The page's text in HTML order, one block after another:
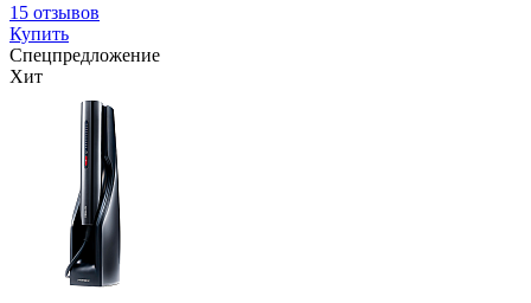
15 отзывов
Купить
Спецпредложение
Хит